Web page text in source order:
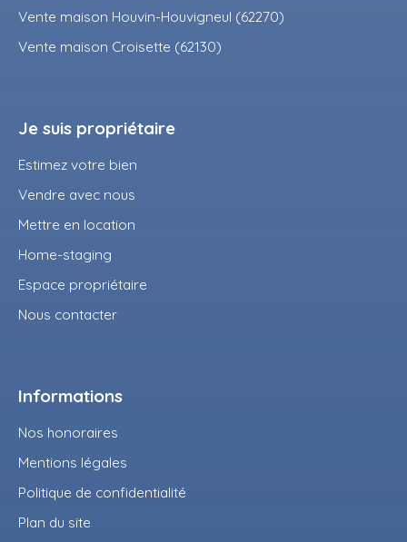
Vente maison Houvin-Houvigneul (62270)
Vente maison Croisette (62130)
Je suis propriétaire
Estimez votre bien
Vendre avec nous
Mettre en location
Home-staging
Espace propriétaire
Nous contacter
Informations
Nos honoraires
Mentions légales
Politique de confidentialité
Plan du site